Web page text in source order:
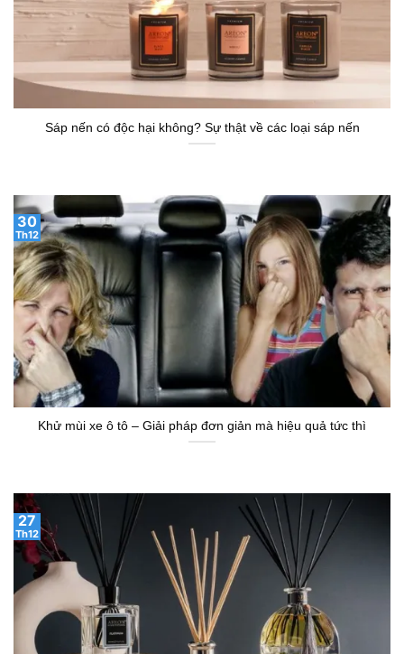
Sáp nến có độc hại không? Sự thật về các loại sáp nến
Khử mùi xe ô tô – Giải pháp đơn giản mà hiệu quả tức thì
30
Th12
27
Th12